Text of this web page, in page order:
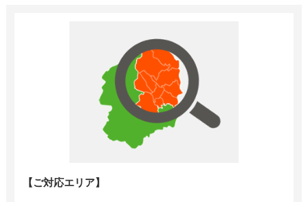
【ご対応エリア】